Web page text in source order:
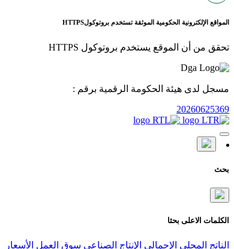
المواقع الإلكترونية الحكومية الموثقة تستخدم بروتوكولHTTPS
تحقق من أن الموقع يستخدم بروتوكول HTTPS
مسجل لدى هيئة الحكومة الرقمية برقم :
20260625369
بحث
الكلمات الاعلى بحثا
الناتج المحلي الإجمالي الإنتاج الصناعي سوق العمل الأسعار